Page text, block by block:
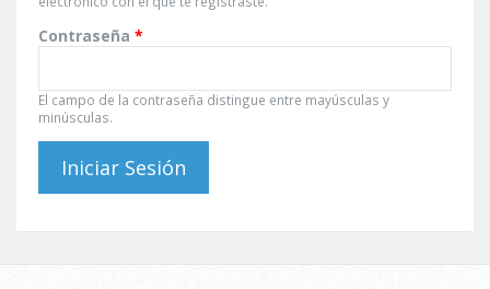
Contraseña *
El campo de la contraseña distingue entre mayúsculas y
minúsculas.